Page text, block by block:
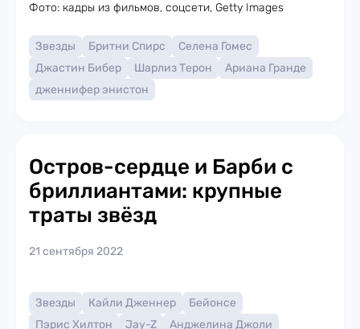
Фото: кадры из фильмов, соцсети, Getty Images
Звезды Бритни Спирс
Селена Гомес
Джастин Бибер
Шарлиз Терон
Ариана Гранде
дженнифер энистон
Остров-сердце и Барби с
бриллиантами: крупные
траты звёзд
21 сентября 2022
Звезды Кайли Дженнер
Бейонсе
Пэрис Хилтон
Jay-Z Анджелина Джоли